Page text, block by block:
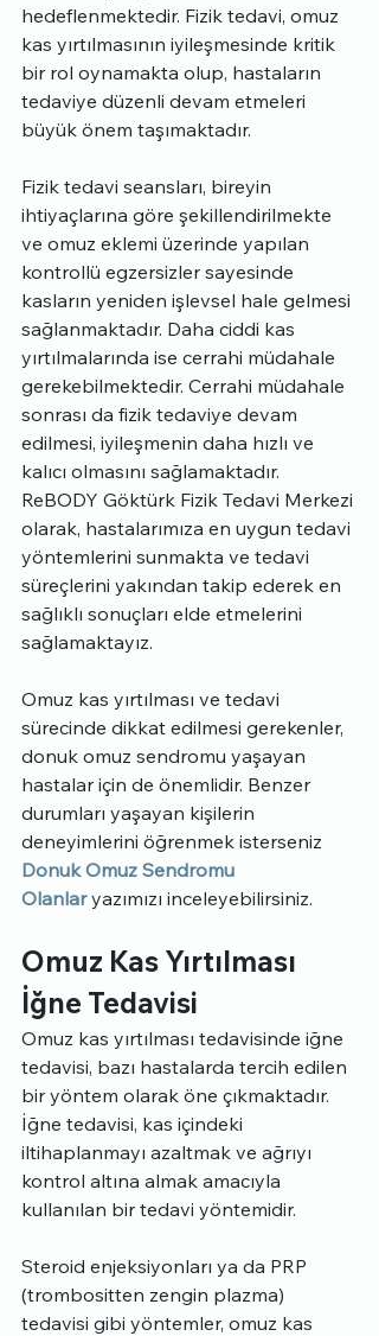
hedeflenmektedir. Fizik tedavi, omuz
kas yırtılmasının iyileşmesinde kritik
bir rol oynamakta olup, hastaların
tedaviye düzenli devam etmeleri
büyük önem taşımaktadır.
Fizik tedavi seansları, bireyin
ihtiyaçlarına göre şekillendirilmekte
ve omuz eklemi üzerinde yapılan
kontrollü egzersizler sayesinde
kasların yeniden işlevsel hale gelmesi
sağlanmaktadır. Daha ciddi kas
yırtılmalarında ise cerrahi müdahale
gerekebilmektedir. Cerrahi müdahale
sonrası da fizik tedaviye devam
edilmesi, iyileşmenin daha hızlı ve
kalıcı olmasını sağlamaktadır.
ReBODY Göktürk Fizik Tedavi Merkezi
olarak, hastalarımıza en uygun tedavi
yöntemlerini sunmakta ve tedavi
süreçlerini yakından takip ederek en
sağlıklı sonuçları elde etmelerini
sağlamaktayız.
Omuz kas yırtılması ve tedavi
sürecinde dikkat edilmesi gerekenler,
donuk omuz sendromu yaşayan
hastalar için de önemlidir. Benzer
durumları yaşayan kişilerin
deneyimlerini öğrenmek isterseniz
Donuk Omuz Sendromu
Olanlar yazımızı inceleyebilirsiniz.
Omuz Kas Yırtılması
İğne Tedavisi
Omuz kas yırtılması tedavisinde iğne
tedavisi, bazı hastalarda tercih edilen
bir yöntem olarak öne çıkmaktadır.
İğne tedavisi, kas içindeki
iltihaplanmayı azaltmak ve ağrıyı
kontrol altına almak amacıyla
kullanılan bir tedavi yöntemidir.
Steroid enjeksiyonları ya da PRP
(trombositten zengin plazma)
tedavisi gibi yöntemler, omuz kas